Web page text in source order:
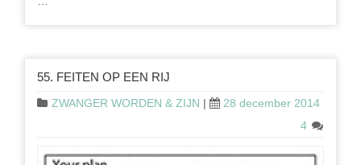
55. FEITEN OP EEN RIJ
ZWANGER WORDEN & ZIJN |
28 december 2014
4